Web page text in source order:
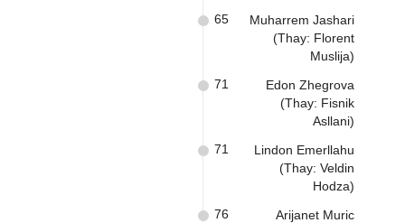
Muharrem Jashari
(Thay: Florent
Muslija)
65
Edon Zhegrova
(Thay: Fisnik
Asllani)
71
Lindon Emerllahu
(Thay: Veldin
Hodza)
71
Arijanet Muric
76